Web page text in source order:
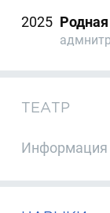
2025 Родная
ТЕАТР
Информация